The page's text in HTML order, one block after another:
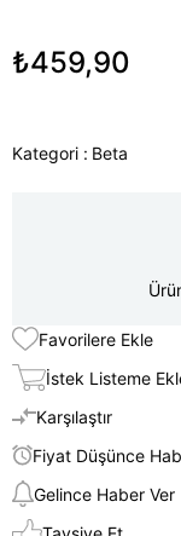
₺459,90
Kategori : Beta
Favorilere Ekle
İstek Listeme
Karşılaştır
Fiyat Düşünce
Gelince Haber Ver